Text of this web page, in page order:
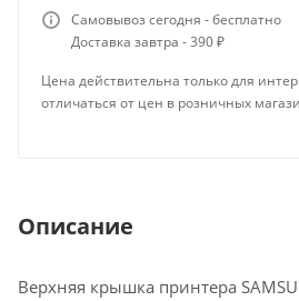
Самовывоз сегодня - бесплатно
Доставка завтра - 390 ₽
Цена действительна только для
отличаться от цен в розничных
Описание
Верхняя крышка принтера